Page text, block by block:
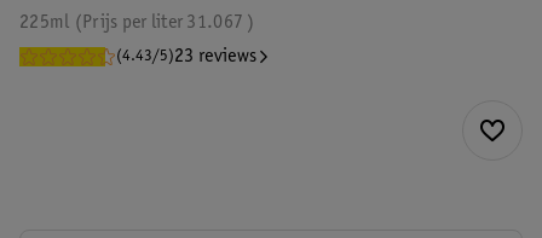
225ml 31.067
Prijs per liter
(4.43/5)23 reviews